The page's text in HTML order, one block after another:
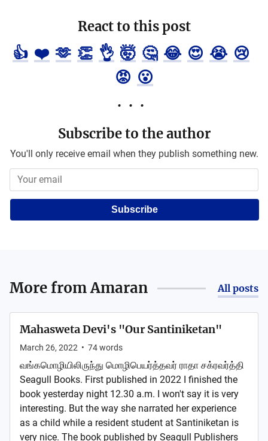
React to this post
👍 ❤️ 🫶 👏 👌 🤯 🤔 😂 😍 😭 😢
😡 😮
Subscribe to the author
You'll only receive email when they publish something new.
Subscribe
More fromAmaran All posts
Mahasweta Devi's "Our Santiniketan"
March 26, 2022 • 74words
வங்கமொழியிலிருந்து மொழிபெயர்த்தவர் ராதா சக்ரவர்த்தி
Seagull Books. First published in 2022 I finished the
book yesterday night 12.30 a.m. I won't say it is very
interesting. But the way she narrated her experience
as a child while a resident student at Santiniketan is
very nice. The book published by Seagull Publishers